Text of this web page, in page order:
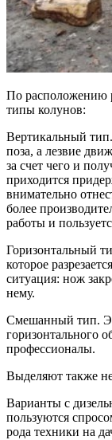
По расположению
типы колунов:
Вертикальный тип.
поза, а лезвие
за счет чего и
приходится
внимательно
более
работы и
Горизонтальный
которое
ситуация: нож
нему.
Смешанный тип.
горизонтального
профессионалы.
Выделяют также
Варианты с
пользуются
рода техники на